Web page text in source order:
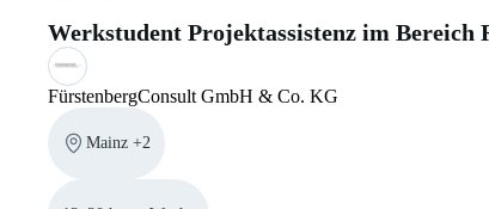
Werkstudent Projektassistenz im Bereich
FürstenbergConsult GmbH & Co. KG
Mainz +2